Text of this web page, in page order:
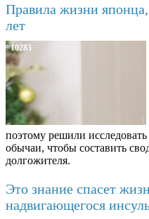
Правила жизни
лет
10283
поэтому решили
обычаи, чтобы составить
долгожителя.
Это знание спасет
надвигающегося